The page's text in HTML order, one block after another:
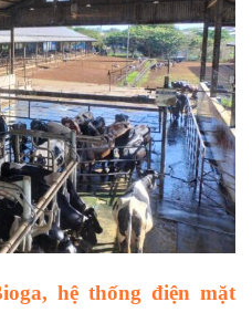
hệ thống điện mặt